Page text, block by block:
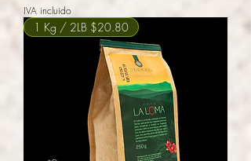
IVA incluido
1 Kg / 2LB $20.80